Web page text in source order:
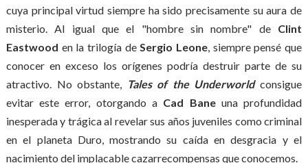
cuya principal virtud siempre ha sido precisamente su aura de
misterio. Al igual que el "hombre sin nombre" de Clint
Eastwood en la trilogía deSergio Leone, siempre pensé que
conocer en exceso los orígenes podría destruir parte de su
atractivo. No obstante, Tales of the Underworldconsigue
evitar este error, otorgando a Cad Baneuna profundidad
inesperada y trágica al revelar sus años juveniles como criminal
en el planeta Duro, mostrando su caída en desgracia y el
nacimiento del implacable cazarrecompensas que conocemos.